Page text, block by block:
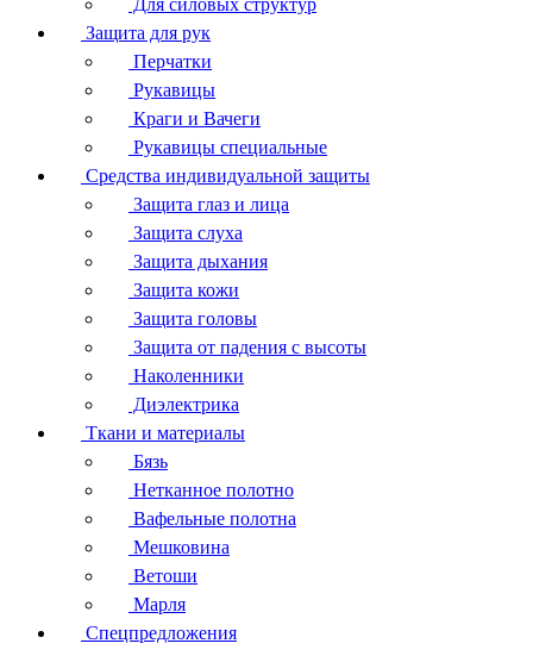
Для силовых структур
Защита для рук
Перчатки
Рукавицы
Краги и Вачеги
Рукавицы специальные
Средства индивидуальной защиты
Защита глаз и лица
Защита слуха
Защита дыхания
Защита кожи
Защита головы
Защита от падения с высоты
Наколенники
Диэлектрика
Ткани и материалы
Бязь
Нетканное полотно
Вафельные полотна
Мешковина
Ветоши
Марля
Спецпредложения